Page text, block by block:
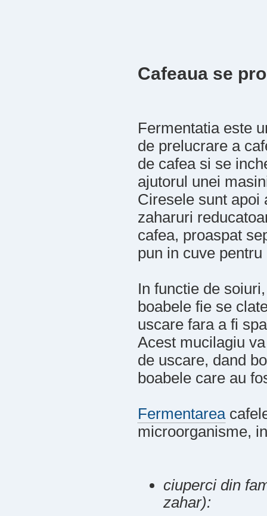
Cafeaua se
Fermentatia este
de prelucrare a
de cafea si se
ajutorul unei
Ciresele sunt
zaharuri
cafea, proaspat
pun in cuve
In functie de
boabele fie se
uscare fara a fi
Acest mucilagiu
de uscare, dand
boabele care au
Fermentarea
microorganisme,
ciuperci din
zahar):